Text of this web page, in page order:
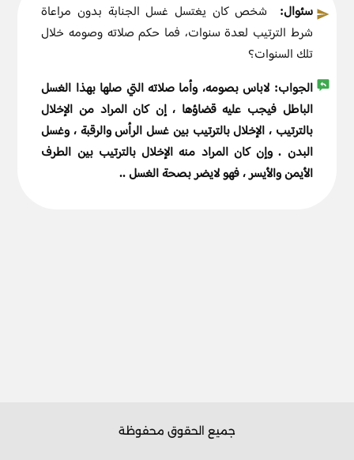
سئوال: شخص كان يغتسل غسل الجنابة بدون مراعاة
شرط الترتيب لعدة سنوات، فما حكم صلاته وصومه خلال
تلك السنوات؟
الجواب: لاباس بصومه، وأما صلاته التي صلها بهذا الغسل
الباطل فيجب عليه قضاؤها ، إن كان المراد من الإخلال
بالترتيب ، الإخلال بالترتيب بين غسل الرأس والرقبة ، وغسل
البدن . وإن كان المراد منه الإخلال بالترتيب بين الطرف
الأيمن والأيسر ، فهو لايضر بصحة الغسل ..
جميع الحقوق محفوظة